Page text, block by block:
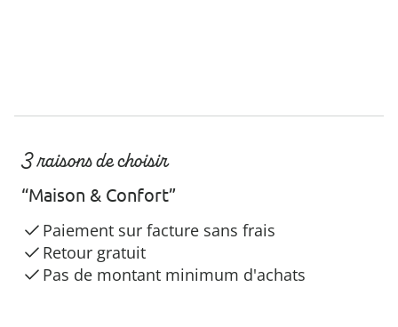
3 raisons de choisir
“Maison & Confort”
Paiement sur facture sans frais
Retour gratuit
Pas de montant minimum d'achats